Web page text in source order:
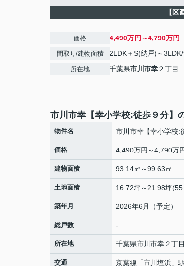
【区
価格 4,490万円～4,790万円
間取り/建物面積 2LDK＋S(納戸)～
所在地 千葉県市川市幸２丁目
市川市幸【幸小学校:徒歩９分】
物件名 市川市幸【幸小学校:
価格 4,490万円～4,790万
建物面積 93.14㎡～99.63㎡
土地面積 16.72坪～21.98坪
築年月 2026年6月（予定）
総戸数 -
所在地 千葉県市川市幸２丁目
交通 京葉線 「市川塩浜 」